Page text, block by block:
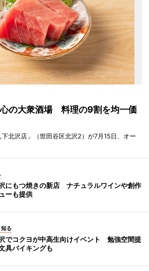
の大衆酒場 料理の9割を均一価
北沢店」（世田谷区北沢2）が7月15日、オー
にもつ焼きの新店 ナチュラルワインや創作
ーも提供
る
でコクヨが中高生向けイベント 勉強空間提
バイキングも